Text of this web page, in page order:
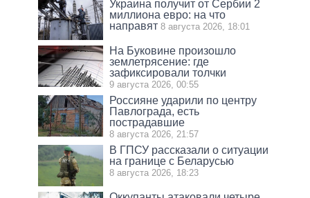
Украина получит от Сербии 2
миллиона евро: на что
направят 8 августа 2026, 18:01
На Буковине произошло
землетрясение: где
зафиксировали толчки
9 августа 2026, 00:55
Россияне ударили по центру
Павлограда, есть
пострадавшие
8 августа 2026, 21:57
В ГПСУ рассказали о ситуации
на границе с Беларусью
8 августа 2026, 18:23